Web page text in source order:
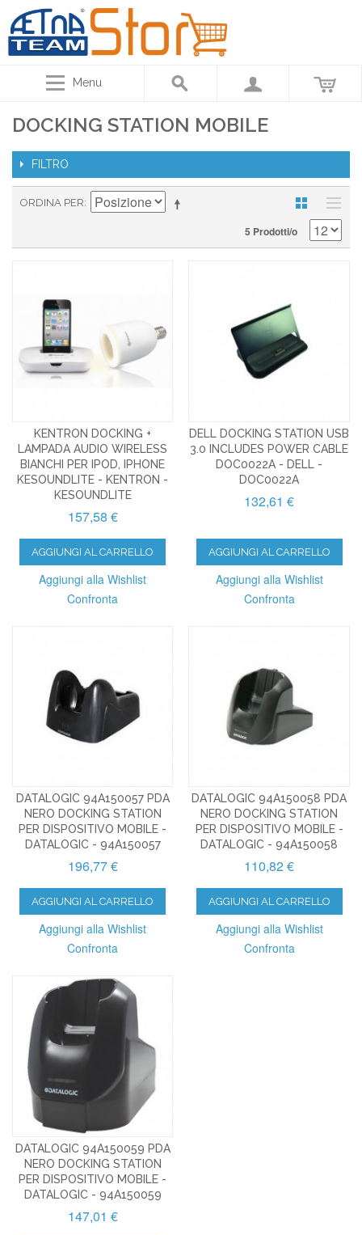
Menu
DOCKING STATION MOBILE
FILTRO
ORDINA PER
5 Prodotti/o
KENTRON DOCKING +
LAMPADA AUDIO WIRELESS
BIANCHI PER IPOD, IPHONE
KESOUNDLITE - KENTRON -
KESOUNDLITE
157,58 €
AGGIUNGI AL CARRELLO
Aggiungi alla Wishlist
Confronta
DELL DOCKING STATION USB
3.0 INCLUDES POWER CABLE
DOC0022A - DELL -
DOC0022A
132,61 €
AGGIUNGI AL CARRELLO
Aggiungi alla Wishlist
Confronta
DATALOGIC 94A150057 PDA
NERO DOCKING STATION
PER DISPOSITIVO MOBILE -
DATALOGIC - 94A150057
196,77 €
AGGIUNGI AL CARRELLO
Aggiungi alla Wishlist
Confronta
DATALOGIC 94A150058 PDA
NERO DOCKING STATION
PER DISPOSITIVO MOBILE -
DATALOGIC - 94A150058
110,82 €
AGGIUNGI AL CARRELLO
Aggiungi alla Wishlist
Confronta
DATALOGIC 94A150059 PDA
NERO DOCKING STATION
PER DISPOSITIVO MOBILE -
DATALOGIC - 94A150059
147,01 €